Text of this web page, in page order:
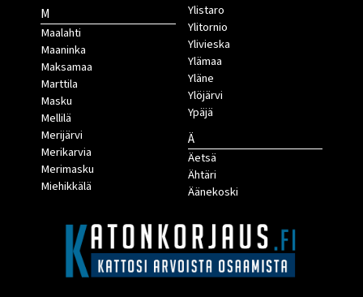
M
Maalahti
Maaninka
Maksamaa
Marttila
Masku
Mellilä
Merijärvi
Merikarvia
Merimasku
Miehikkälä
Ylistaro
Ylitornio
Ylivieska
Ylämaa
Yläne
Ylöjärvi
Ypäjä
Ä
Äetsä
Ähtäri
Äänekoski